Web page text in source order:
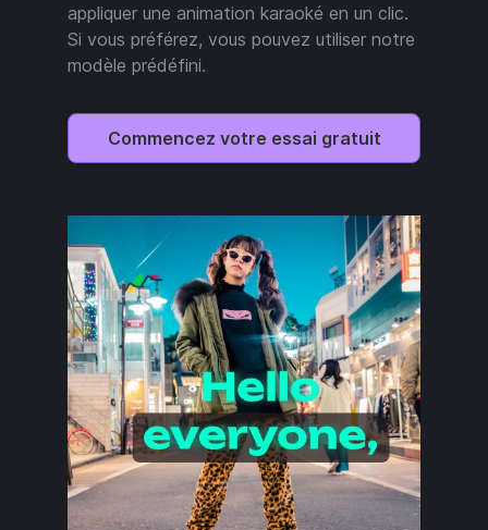
appliquer une animation karaoké en un clic.
Si vous préférez, vous pouvez utiliser notre
modèle prédéfini.
Commencez votre essai gratuit